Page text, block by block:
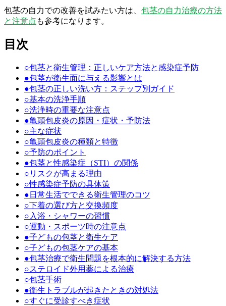
包茎の自力での改善を試みたい方は、 包茎の自力治療の方法
と注意点 も参考になります。
目次
○包茎と衛生管理：正しいケア方法と感染症予防
●包茎が衛生面に与える影響とは
●包茎の正しい洗い方：ステップ別ガイド
○基本の洗浄手順
○洗浄時の重要な注意点
●亀頭包皮炎の原因・症状・予防法
○主な症状
○亀頭包皮炎の種類と特徴
○予防のポイント
●包茎と性感染症（STI）の関係
○ リスクが高まる理由
○性感染症予防の具体策
● 日常生活でできる衛生管理のコツ
○下着の選び方と交換頻度
○ 入浴・シャワーの習慣
○運動・スポーツ時の注意点
●子どもの包茎と衛生ケア
○子どもの包茎ケアの基本
●包茎治療で衛生問題を根本的に解決する方法
○ステロイド外用薬による治療
○包茎手術
●衛生トラブルが起きたときの対処法
○すぐに受診すべき症状